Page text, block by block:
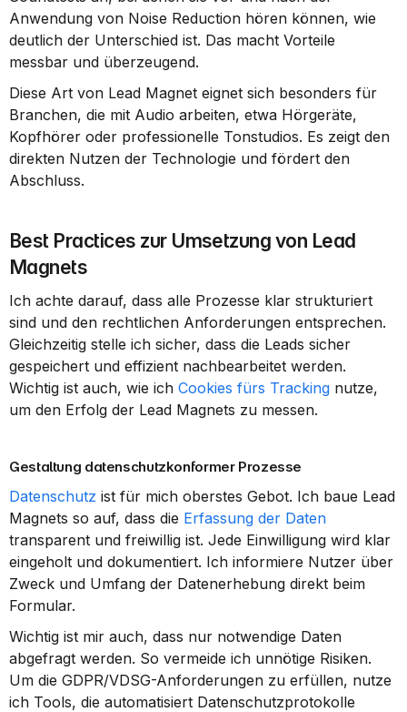
Anwendung von Noise Reduction hören können, wie
deutlich der Unterschied ist. Das macht Vorteile
messbar und überzeugend.
Diese Art von Lead Magnet eignet sich besonders für
Branchen, die mit Audio arbeiten, etwa Hörgeräte,
Kopfhörer oder professionelle Tonstudios. Es zeigt den
direkten Nutzen der Technologie und fördert den
Abschluss.
Best Practices zur Umsetzung von Lead
Magnets
Ich achte darauf, dass alle Prozesse klar strukturiert
sind und den rechtlichen Anforderungen entsprechen.
Gleichzeitig stelle ich sicher, dass die Leads sicher
gespeichert und effizient nachbearbeitet werden.
Wichtig ist auch, wie ich Cookies fürs Tracking nutze,
um den Erfolg der Lead Magnets zu messen.
Gestaltung datenschutzkonformer Prozesse
Datenschutz ist für mich oberstes Gebot. Ich baue Lead
Magnets so auf, dass die Erfassung der Daten
transparent und freiwillig ist. Jede Einwilligung wird klar
eingeholt und dokumentiert. Ich informiere Nutzer über
Zweck und Umfang der Datenerhebung direkt beim
Formular.
Wichtig ist mir auch, dass nur notwendige Daten
abgefragt werden. So vermeide ich unnötige Risiken.
Um die GDPR/VDSG-Anforderungen zu erfüllen, nutze
ich Tools, die automatisiert Datenschutzprotokolle